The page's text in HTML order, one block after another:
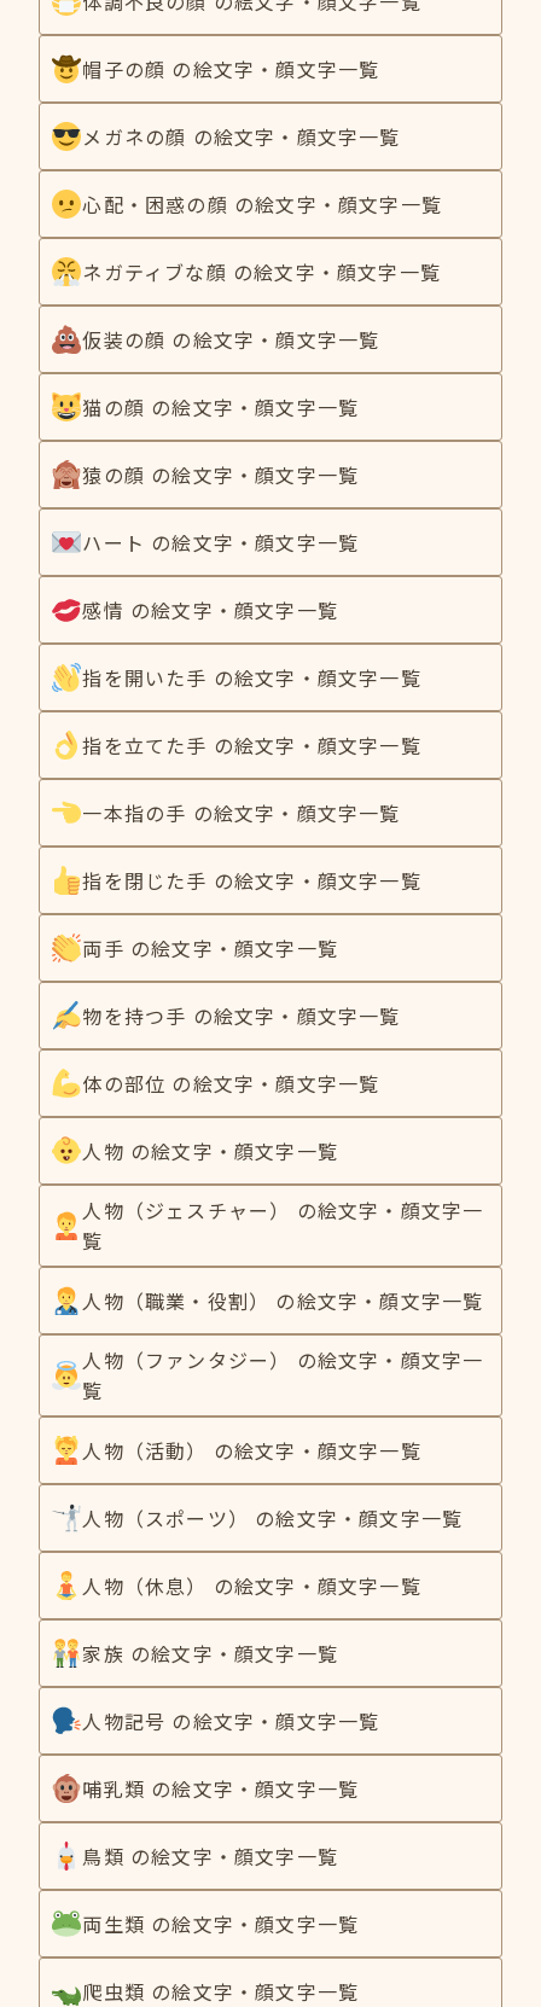
帽子の顔 の絵文字・顔文字一覧
メガネの顔 の絵文字・顔文字一覧
心配・困惑の顔 の絵文字・顔文字一覧
ネガティブな顔 の絵文字・顔文字一覧
仮装の顔 の絵文字・顔文字一覧
猫の顔 の絵文字・顔文字一覧
猿の顔 の絵文字・顔文字一覧
ハート の絵文字・顔文字一覧
感情 の絵文字・顔文字一覧
指を開いた手 の絵文字・顔文字一覧
指を立てた手 の絵文字・顔文字一覧
一本指の手 の絵文字・顔文字一覧
指を閉じた手 の絵文字・顔文字一覧
両手 の絵文字・顔文字一覧
物を持つ手 の絵文字・顔文字一覧
体の部位 の絵文字・顔文字一覧
人物 の絵文字・顔文字一覧
人物（ジェスチャー） の絵文字・顔文字一
覧
人物（職業・役割） の絵文字・顔文字一覧
人物（ファンタジー） の絵文字・顔文字一
覧
人物（活動） の絵文字・顔文字一覧
人物（スポーツ） の絵文字・顔文字一覧
人物（休息） の絵文字・顔文字一覧
家族 の絵文字・顔文字一覧
人物記号 の絵文字・顔文字一覧
哺乳類 の絵文字・顔文字一覧
鳥類 の絵文字・顔文字一覧
両生類 の絵文字・顔文字一覧
爬虫類 の絵文字・顔文字一覧